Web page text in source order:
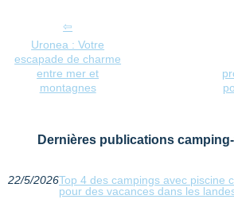
Uronea : Votre
escapade de charme
entre mer et
montagnes
Dernières publications
22/5/2026Top 4 des campings avec piscine
pour des vacances dans les